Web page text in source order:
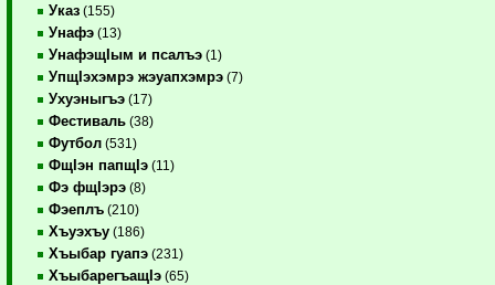
Указ (155)
Унафэ (13)
УнафэщIым и псалъэ (1)
УпщIэхэмрэ жэуапхэмрэ (7)
Ухуэныгъэ (17)
Фестиваль (38)
Футбол (531)
ФщIэн папщIэ (11)
Фэ фщIэрэ (8)
Фэеплъ (210)
Хъуэхъу (186)
Хъыбар гуапэ (231)
ХъыбарегъащIэ (65)